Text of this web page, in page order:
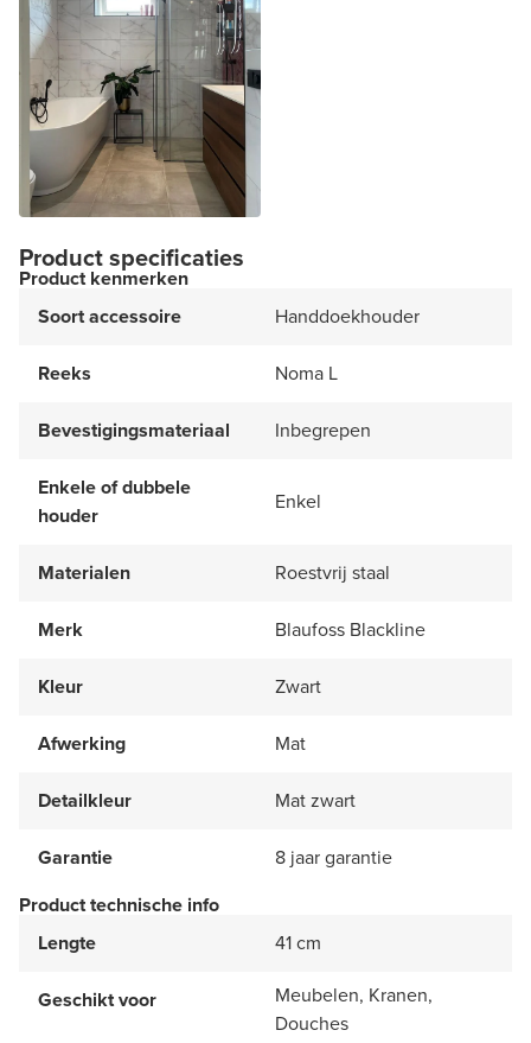
Product specificaties
Product kenmerken
Soort accessoire
Handdoekhouder
Reeks Noma L
Bevestigingsmateriaal Inbegrepen
Enkele of dubbele
houder
Enkel
Materialen Roestvrij staal
Merk Blaufoss Blackline
Kleur Zwart
Afwerking Mat
Detailkleur Mat zwart
Garantie
8 jaar garantie
Product technische info
Lengte
41 cm
Geschikt voor
Meubelen, Kranen,
Douches